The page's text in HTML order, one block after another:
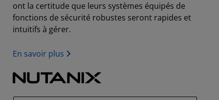
ont la certitude que leurs systèmes équipés de
fonctions de sécurité robustes seront rapides et
intuitifs à gérer.
En savoir plus